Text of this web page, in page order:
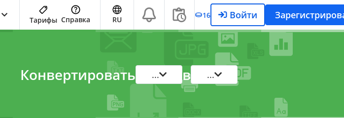
Тарифы Справка RU 16 Войти
Конвертировать ... в ...